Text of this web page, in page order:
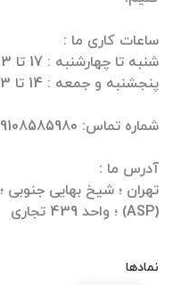
تهران ؛ شیخ بهایی جنوبی
(ASP) ؛ واحد 439 تجاری
نمادها